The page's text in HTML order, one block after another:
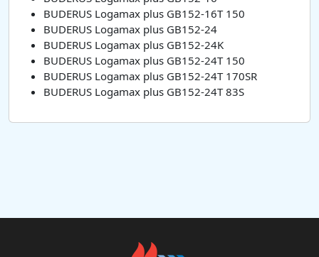
BUDERUS Logamax plus GB152-16T 150
BUDERUS Logamax plus GB152-24
BUDERUS Logamax plus GB152-24K
BUDERUS Logamax plus GB152-24T 150
BUDERUS Logamax plus GB152-24T 170SR
BUDERUS Logamax plus GB152-24T 83S